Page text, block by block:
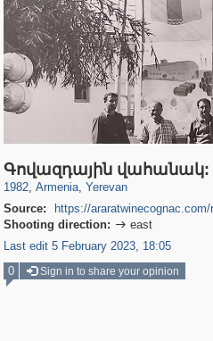
Գովազդային վահանակ:
1982, Armenia
6,786 63
, Yerevan
3,731 41
Source:
https://
Shooting direction:  east
Last edit 5 February 2023, 18:05
0
Sign in to share your opinion